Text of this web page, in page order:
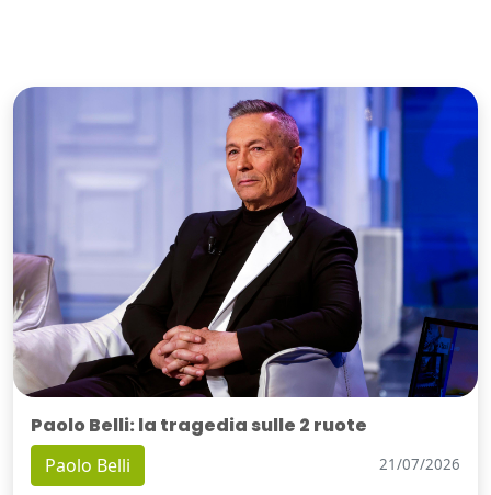
Paolo Belli: la tragedia sulle 2 ruote
Paolo Belli 21/07/2026